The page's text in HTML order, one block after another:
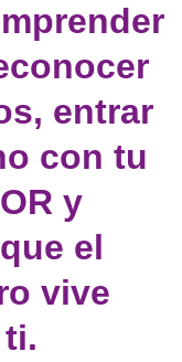
entrar
con tu
y
el
vive